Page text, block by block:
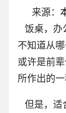
来源：
饭桌，办
不知道从
或许是前
所作出的一
但是，适